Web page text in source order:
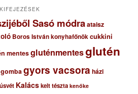
Sasó módraataisz
Boros István konyhafőnökcukkini
mentesgluténmentesglutén
gombagyors vacsora házi
Kalácskelt tészta kenőke